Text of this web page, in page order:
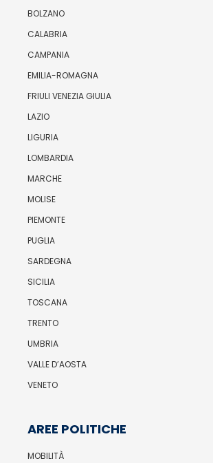
BOLZANO
CALABRIA
CAMPANIA
EMILIA-ROMAGNA
FRIULI VENEZIA GIULIA
LAZIO
LIGURIA
LOMBARDIA
MARCHE
MOLISE
PIEMONTE
PUGLIA
SARDEGNA
SICILIA
TOSCANA
TRENTO
UMBRIA
VALLE D’AOSTA
VENETO
AREE POLITICHE
MOBILITÀ